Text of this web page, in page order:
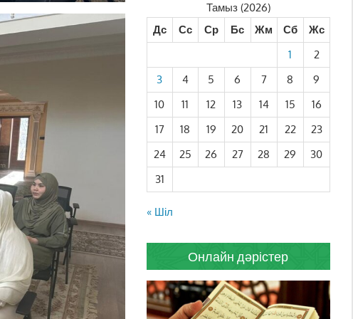
Тамыз (2026)
Дс
Сс Ср Бс Жм Сб
Жс
1
2
3
4 5 6 7 8
9
10
11 12 13 14 15
16
17
18 19 20 21 22
23
24
25 26 27 28 29
30
31
« Шіл
Онлайн дәрістер